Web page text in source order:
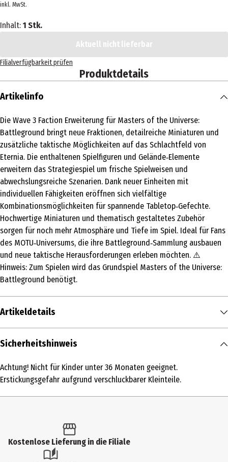
inkl. MwSt.
Inhalt: 1 Stk.
Aktuell nicht lieferbar
Filialverfügbarkeit prüfen
Produktdetails
Artikelinfo
Die Wave 3 Faction Erweiterung für Masters of the Universe:
Battleground bringt neue Fraktionen, detailreiche Miniaturen und
zusätzliche taktische Möglichkeiten auf das Schlachtfeld von
Eternia. Die enthaltenen Spielfiguren und Gelände‑Elemente
erweitern das Strategiespiel um frische Spielweisen und
abwechslungsreiche Szenarien. Dank neuer Einheiten mit
individuellen Fähigkeiten eröffnen sich vielfältige
Kombinationsmöglichkeiten für spannende Tabletop‑Gefechte.
Hochwertige Miniaturen und thematisch gestaltetes Zubehör
sorgen für noch mehr Atmosphäre und Tiefe im Spiel. Ideal für Fans
des MOTU‑Universums, die ihre Battleground‑Sammlung ausbauen
und neue taktische Herausforderungen erleben möchten. ⚠️
Hinweis: Zum Spielen wird das Grundspiel Masters of the Universe:
Battleground benötigt.
Artikeldetails
Inhalt
Produkttyp
Artikelnummer des Herstellers
Sicherheitshinweis
Achtung! Nicht für Kinder unter 36 Monaten geeignet.
Erstickungsgefahr aufgrund verschluckbarer Kleinteile.
Kostenlose Lieferung in die Filiale